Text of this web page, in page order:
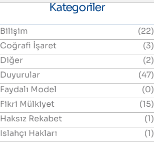
Kategoriler
Bilişim
(22)
Coğrafi İşaret
(3)
Diğer
(2)
Duyurular
(47)
Faydalı Model
(0)
Fikri Mülkiyet
(15)
Haksız Rekabet
(1)
Islahçı Hakları
(1)